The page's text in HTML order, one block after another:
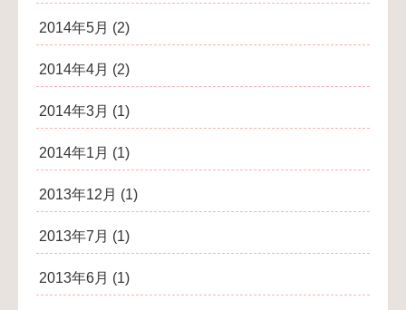
2014年5月 (2)
2014年4月 (2)
2014年3月 (1)
2014年1月 (1)
2013年12月 (1)
2013年7月 (1)
2013年6月 (1)